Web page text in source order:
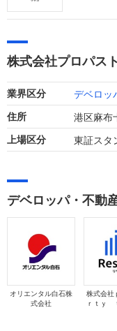
り、首都
を展開する
株式会社プロパス
業界区分 デベロッ
住所 港区麻布
上場区分 東証スタ
デベロッパ・不動
オリエンタル白石株
式会社
株式会社
ｒｔｙ